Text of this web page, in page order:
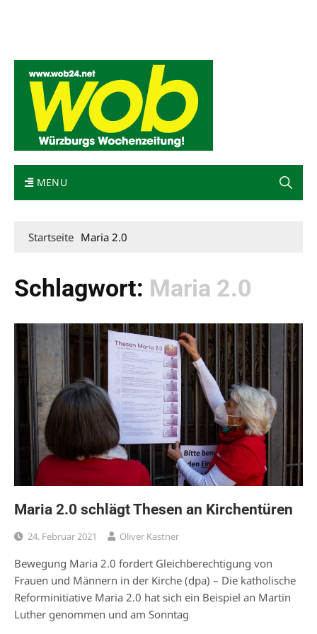
MENU
Startseite Maria 2.0
Schlagwort: Maria 2.0
Maria 2.0 schlägt Thesen an Kirchentüren
24. Februar 2021 Oliver Kastner
Bewegung Maria 2.0 fordert Gleichberechtigung von
Frauen und Männern in der Kirche (dpa) – Die katholische
Reforminitiative Maria 2.0 hat sich ein Beispiel an Martin
Luther genommen und am Sonntag